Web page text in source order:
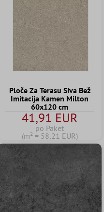
Ploče Za Terasu Siva Bež
Imitacija Kamen Milton
60x120 cm
41,91 EUR
po Paket
(m² = 58,21 EUR)